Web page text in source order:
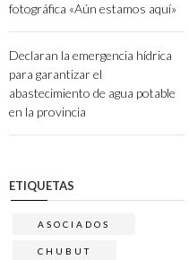
fotográfica «Aún estamos aquí»
Declaran la emergencia hídrica
para garantizar el
abastecimiento de agua potable
en la provincia
ETIQUETAS
ASOCIADOS
CHUBUT